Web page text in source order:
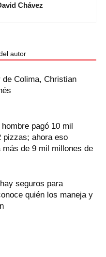
Chávez
autor
Colima, Christian
pagó 10 mil
pizzas; ahora eso
más de 9 mil millones de
seguros para
quién los maneja y